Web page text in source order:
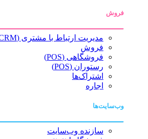
فروش
مدیریت ارتباط با مشتری (CRM)
فروش
فروشگاهی (POS)
رستوران (POS)
اشتراک‌ها
اجاره
وب‌سایت‌ها
سازنده وب‌سایت